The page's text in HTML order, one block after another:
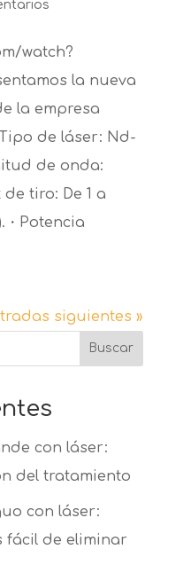
watch?
la nueva
la empresa
de láser: Nd-
de onda:
de tiro: De 1 a
・Potencia
siguientes »
Buscar
con láser:
del tratamiento
con láser:
fácil de eliminar